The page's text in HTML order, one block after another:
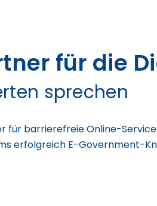
für die
sprechen
barrierefreie Online-
erfolgreich E-Government-